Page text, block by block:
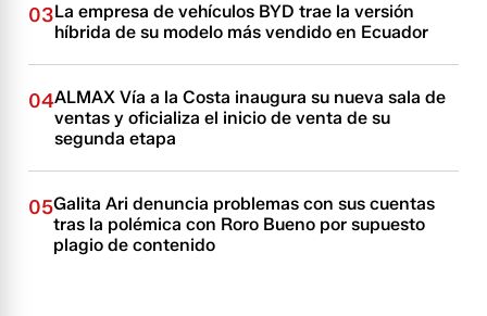
03La empresa de vehículos BYD trae la versión
híbrida de su modelo más vendido en Ecuador
04ALMAX Vía a la Costa inaugura su nueva sala de
ventas y oficializa el inicio de venta de su
segunda etapa
05Galita Ari denuncia problemas con sus cuentas
tras la polémica con Roro Bueno por supuesto
plagio de contenido